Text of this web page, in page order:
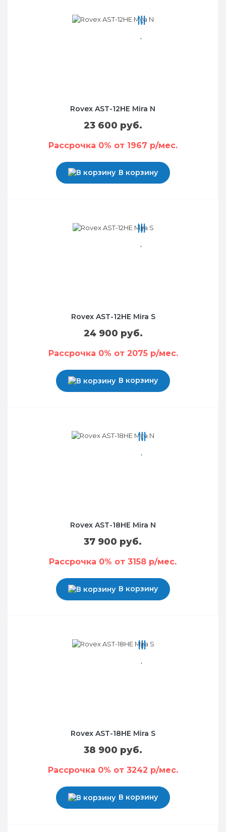
Rovex AST-12HE Mira N
23 600 руб.
Рассрочка 0% от 1967 р/мес.
В корзину
Rovex AST-12HE Mira S
24 900 руб.
Рассрочка 0% от 2075 р/мес.
В корзину
Rovex AST-18HE Mira N
37 900 руб.
Рассрочка 0% от 3158 р/мес.
В корзину
Rovex AST-18HE Mira S
38 900 руб.
Рассрочка 0% от 3242 р/мес.
В корзину